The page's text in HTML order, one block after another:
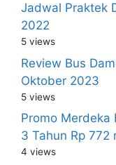
Jadwal Praktek
2022
5 views
Review Bus
Oktober 2023
5 views
Promo
3 Tahun Rp 772
4 views